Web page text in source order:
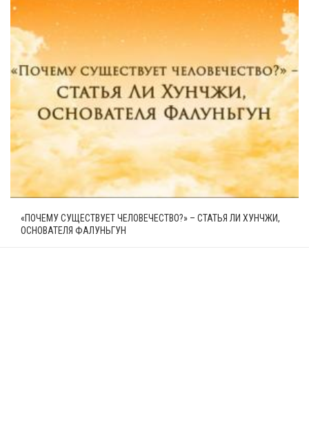
«ПОЧЕМУ СУЩЕСТВУЕТ ЧЕЛОВЕЧЕСТВО?» – СТАТЬЯ ЛИ ХУНЧЖИ,
ОСНОВАТЕЛЯ ФАЛУНЬГУН